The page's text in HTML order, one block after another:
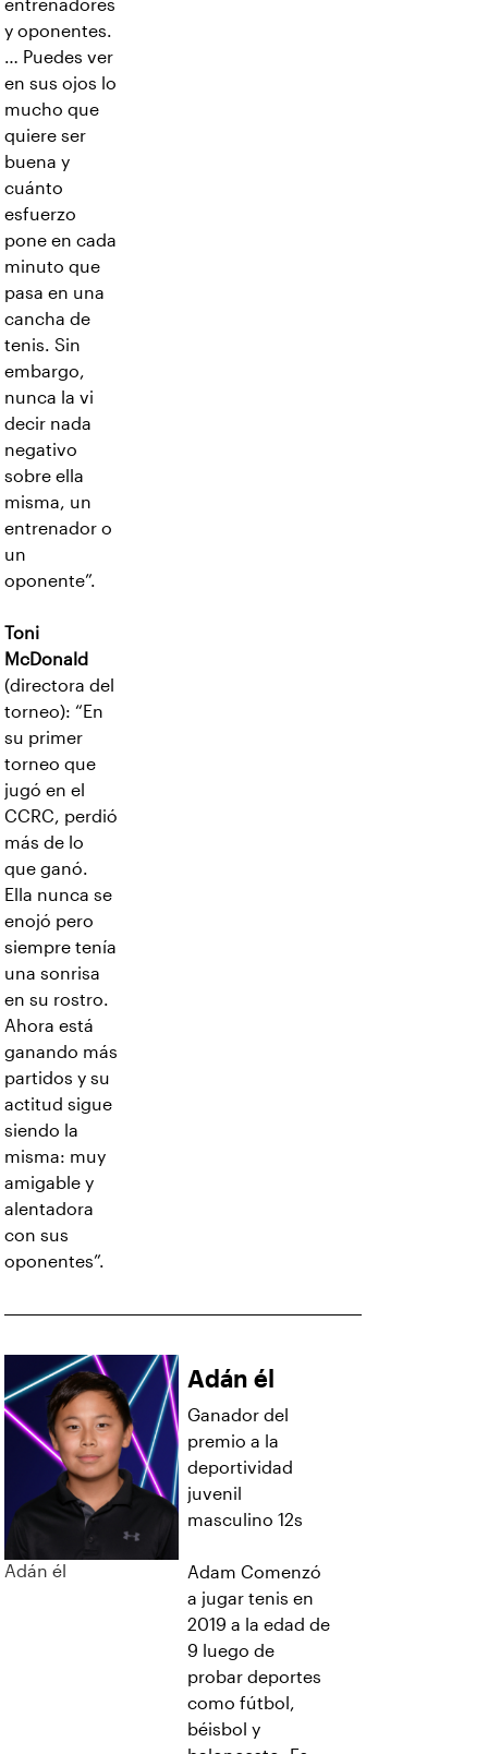
entrenadores
y oponentes.
… Puedes ver
en sus ojos lo
mucho que
quiere ser
buena y
cuánto
esfuerzo
pone en cada
minuto que
pasa en una
cancha de
tenis. Sin
embargo,
nunca la vi
decir nada
negativo
sobre ella
misma, un
entrenador o
un
oponente”.
Toni
McDonald
(directora del
torneo): “En
su primer
torneo que
jugó en el
CCRC, perdió
más de lo
que ganó.
Ella nunca se
enojó pero
siempre tenía
una sonrisa
en su rostro.
Ahora está
ganando más
partidos y su
actitud sigue
siendo la
misma: muy
amigable y
alentadora
con sus
oponentes”.
Adán él
Adán él
Ganador del
premio a la
deportividad
juvenil
masculino 12s
Adam Comenzó
a jugar tenis en
2019 a la edad de
9 luego de
probar deportes
como fútbol,
béisbol y